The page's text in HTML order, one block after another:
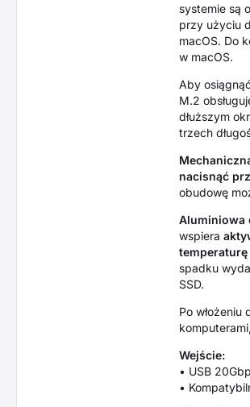
systemie są
przy użyciu
macOS. Do
w macOS.
Aby
M.2
dłuższym
trzech
nacisnąć
obudowę
Aluminiowa
wspiera
temperaturę
spadku
SSD.
Po włożeniu
Wejście:
• USB
•